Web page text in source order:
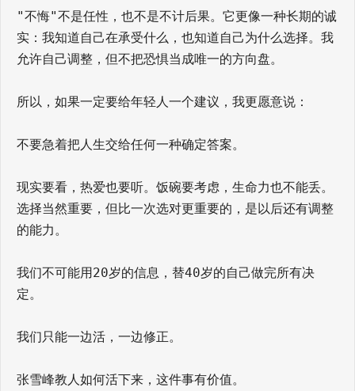
"不悔"不是任性，也不是不计后果。它更像一种长期的诚
实：我知道自己在承受什么，也知道自己为什么选择。我
允许自己调整，但不把恐惧当成唯一的方向盘。
所以，如果一定要给年轻人一个建议，我更愿意说：
不要急着把人生交给任何一种确定答案。
现实要看，热爱也要听。饭碗要考虑，生命力也不能丢。
选择当然重要，但比一次选对更重要的，是以后还有调整
的能力。
我们不可能用20岁的信息，替40岁的自己做完所有决
定。
我们只能一边活，一边修正。
张雪峰教人如何活下来，这件事有价值。